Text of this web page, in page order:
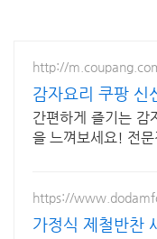
http://
감자요리 쿠팡 신
간편하게 즐기는 감
을 느껴보세요! 전
https://
가정식 제철반찬